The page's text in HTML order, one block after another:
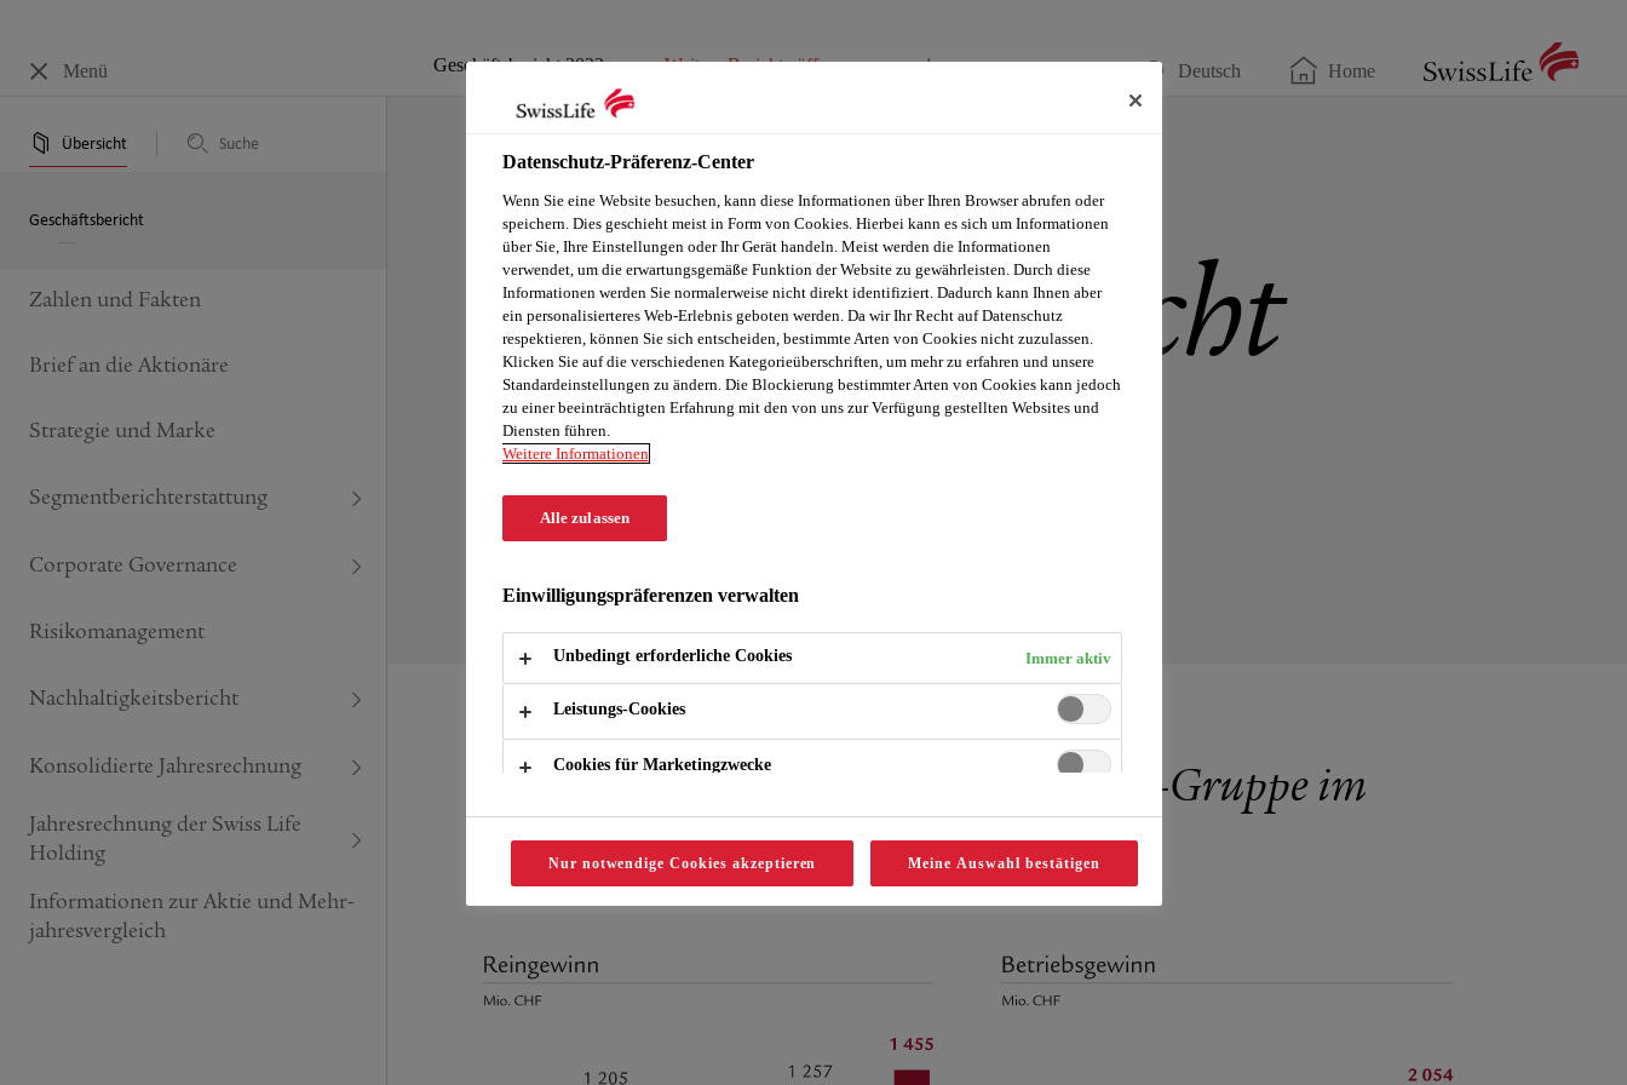
Menü Geschäftsbericht 2022 Weitere Berichte öffnen Deutsch Home
Übersicht Suche
Geschäftsbericht
Zahlen und Fakten
Brief an die Aktionäre
Strategie und Marke
Segmentbericht­erstattung
Corporate Governance
Risiko­management
Nachhaltigkeits­bericht
Konsolidierte Jahres­rechnung
Jahresrechnung der Swiss Life
Holding
Informationen zur Aktie und Mehr­
jahresvergleich
Geschäftsbericht
2022
Das Geschäftsjahr 2022 der Swiss Life-Gruppe im
Überblick
Datenschutz-Präferenz-Center
Wenn Sie eine Website besuchen, kann diese Informationen über Ihren Browser abrufen oder
speichern. Dies geschieht meist in Form von Cookies. Hierbei kann es sich um Informationen
über Sie, Ihre Einstellungen oder Ihr Gerät handeln. Meist werden die Informationen
verwendet, um die erwartungsgemäße Funktion der Website zu gewährleisten. Durch diese
Informationen werden Sie normalerweise nicht direkt identifiziert. Dadurch kann Ihnen aber
ein personalisierteres Web-Erlebnis geboten werden. Da wir Ihr Recht auf Datenschutz
respektieren, können Sie sich entscheiden, bestimmte Arten von Cookies nicht zuzulassen.
Klicken Sie auf die verschiedenen Kategorieüberschriften, um mehr zu erfahren und unsere
Standardeinstellungen zu ändern. Die Blockierung bestimmter Arten von Cookies kann jedoch
zu einer beeinträchtigten Erfahrung mit den von uns zur Verfügung gestellten Websites und
Diensten führen.
Weitere Informationen
Alle zulassen
Einwilligungspräferenzen verwalten
Unbedingt erforderliche Cookies Immer aktiv
Leistungs-Cookies
Cookies für Marketingzwecke
Nur notwendige Cookies akzeptieren Meine Auswahl bestätigen